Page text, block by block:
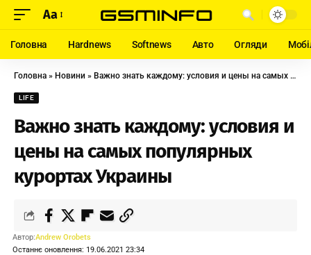
Aa
Головна Hardnews Softnews Авто Огляди
Головна » Новини » Важно знать каждому: условия и цены на самых популярных курортах Украины
LIFE
Важно знать каждому: условия и
цены на самых популярных
курортах Украины
Останнє оновлення: 19.06.2021 23:34
Автор:Andrew Orobets